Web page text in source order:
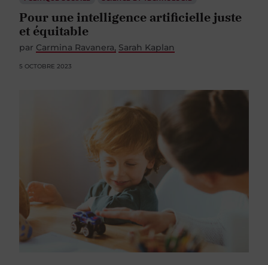
Pour une intelligence artificielle juste
et équitable
par Carmina Ravanera Sarah Kaplan
5 OCTOBRE 2023